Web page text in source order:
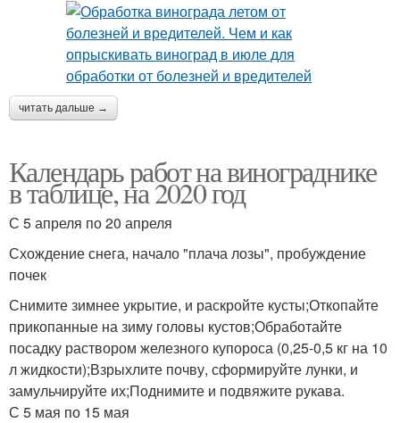
читать дальше →
Календарь работ на винограднике
в таблице, на 2020 год
С 5 апреля по 20 апреля
Схождение снега, начало "плача лозы", пробуждение
почек
Снимите зимнее укрытие, и раскройте кусты;Откопайте
прикопанные на зиму головы кустов;Обработайте
посадку раствором железного купороса (0,25-0,5 кг на 10
л жидкости);Взрыхлите почву, сформируйте лунки, и
замульчируйте их;Поднимите и подвяжите рукава.
С 5 мая по 15 мая